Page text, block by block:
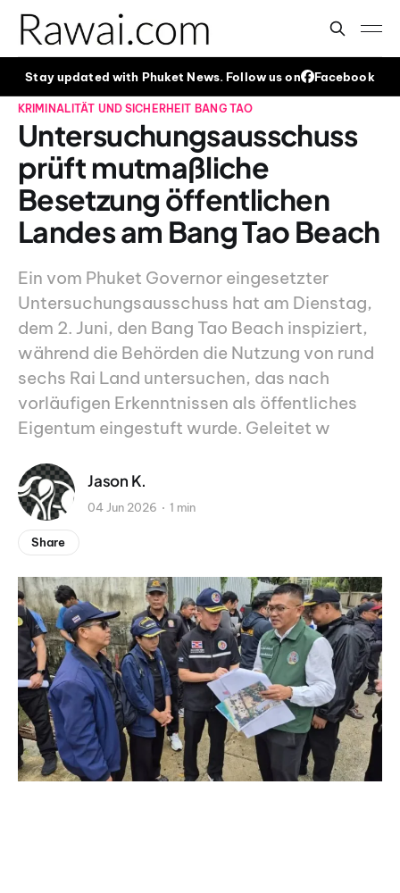
Stay updated with Phuket News. Follow us on Facebook
KRIMINALITÄT UND SICHERHEIT BANG TAO
Untersuchungsausschuss
prüft mutmaßliche
Besetzung öffentlichen
Landes am Bang Tao Beach
Ein vom Phuket Governor eingesetzter
Untersuchungsausschuss hat am Dienstag,
dem 2. Juni, den Bang Tao Beach inspiziert,
während die Behörden die Nutzung von rund
sechs Rai Land untersuchen, das nach
vorläufigen Erkenntnissen als öffentliches
Eigentum eingestuft wurde. Geleitet w
Jason K.
04 Jun 2026 1 min
Share